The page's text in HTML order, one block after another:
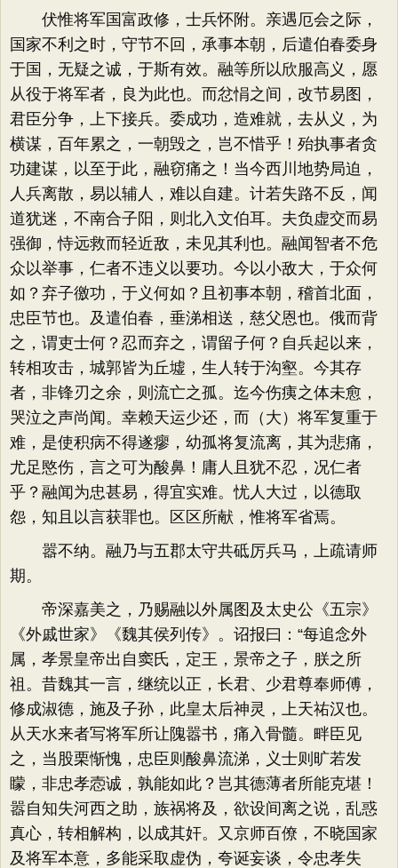
伏惟将军国富政修，士兵怀附。亲遇厄会之际，
国家不利之时，守节不回，承事本朝，后遣伯春委身
于国，无疑之诚，于斯有效。融等所以欣服高义，愿
从役于将军者，良为此也。而忿悁之间，改节易图，
君臣分争，上下接兵。委成功，造难就，去从义，为
横谋，百年累之，一朝毁之，岂不惜乎！殆执事者贪
功建谋，以至于此，融窃痛之！当今西川地势局迫，
人兵离散，易以辅人，难以自建。计若失路不反，闻
道犹迷，不南合子阳，则北入文伯耳。夫负虚交而易
强御，恃远救而轻近敌，未见其利也。融闻智者不危
众以举事，仁者不违义以要功。今以小敌大，于众何
如？弃子徼功，于义何如？且初事本朝，稽首北面，
忠臣节也。及遣伯春，垂涕相送，慈父恩也。俄而背
之，谓吏士何？忍而弃之，谓留子何？自兵起以来，
转相攻击，城郭皆为丘墟，生人转于沟壑。今其存
者，非锋刃之余，则流亡之孤。迄今伤痍之体未愈，
哭泣之声尚闻。幸赖天运少还，而（大）将军复重于
难，是使积病不得遂瘳，幼孤将复流离，其为悲痛，
尤足愍伤，言之可为酸鼻！庸人且犹不忍，况仁者
乎？融闻为忠甚易，得宜实难。忧人大过，以德取
怨，知且以言获罪也。区区所献，惟将军省焉。
嚣不纳。融乃与五郡太守共砥厉兵马，上疏请师
期。
帝深嘉美之，乃赐融以外属图及太史公《五宗》
《外戚世家》《魏其侯列传》。诏报曰：“每追念外
属，孝景皇帝出自窦氏，定王，景帝之子，朕之所
祖。昔魏其一言，继统以正，长君、少君尊奉师傅，
修成淑德，施及子孙，此皇太后神灵，上天祐汉也。
从天水来者写将军所让隗嚣书，痛入骨髓。畔臣见
之，当股栗惭愧，忠臣则酸鼻流涕，义士则旷若发
矇，非忠孝悫诚，孰能如此？岂其德薄者所能克堪！
嚣自知失河西之助，族祸将及，欲设间离之说，乱惑
真心，转相解构，以成其奸。又京师百僚，不晓国家
及将军本意，多能采取虚伪，夸诞妄谈，令忠孝失